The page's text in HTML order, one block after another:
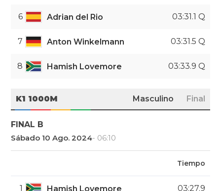
6 Adrian del Rio 03:31.1 Q
7 Anton Winkelmann 03:31.5 Q
8 Hamish Lovemore 03:33.9 Q
K1 1000M Masculino Final
FINAL B
Sábado 10 Ago. 2024- 06:10
Tiempo
1 Hamish Lovemore 03:27.9